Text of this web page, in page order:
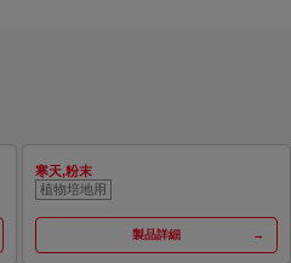
寒天,粉末
植物培地用
製品詳細